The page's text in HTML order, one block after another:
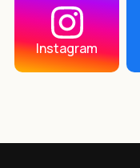
Instagram